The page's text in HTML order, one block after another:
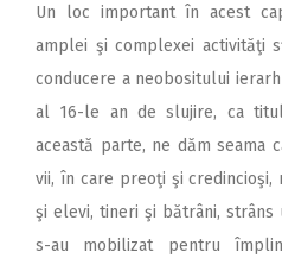
Un loc important în acest
amplei şi complexei activităţi
conducere a neobositului
al 16-le an de slujire, ca
această parte, ne dăm seama
vii, în care preoţi şi credincioşi,
şi elevi, tineri şi bătrâni,
s-au mobilizat pentru